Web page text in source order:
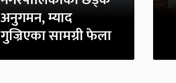
अनुगमन, म्याद
गुज्रिएका सामग्री फेला